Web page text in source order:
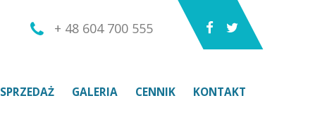
+ 48 604 700 555
SPRZEDAŻ GALERIA CENNIK KONTAKT